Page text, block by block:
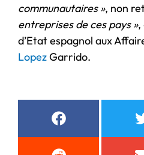
communautaires », non
entreprises de ces pays »,
d’Etat espagnol aux
LopezGarrido.